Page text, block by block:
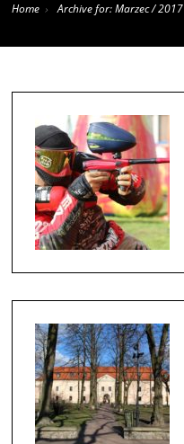
Home Archive for: Marzec / 2017